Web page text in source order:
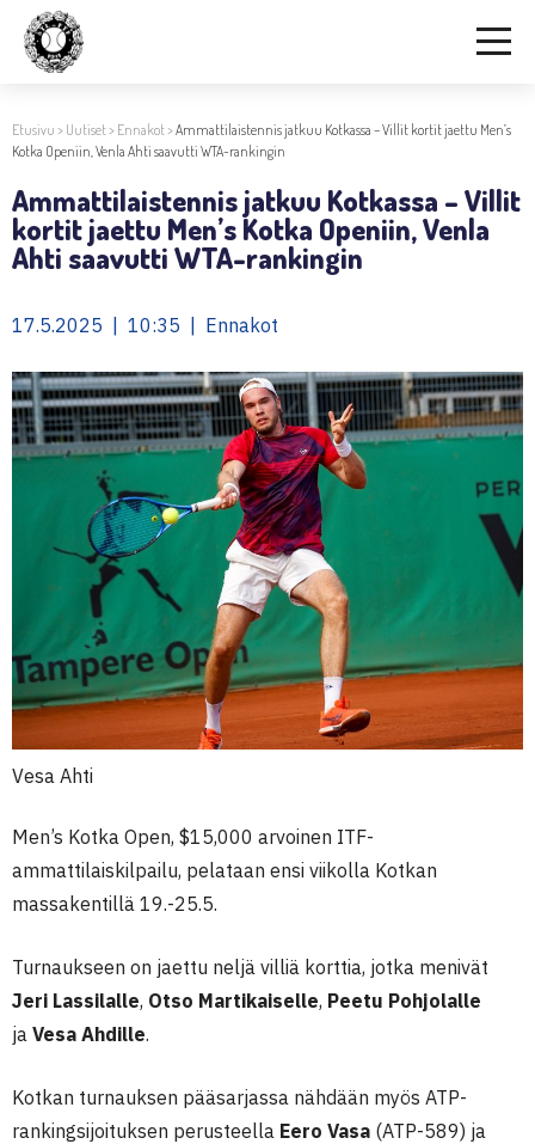
Etusivu > Uutiset> Ennakot>Ammattilaistennis jatkuu Kotkassa – Villit kortit jaettu Men’s
Kotka Openiin, Venla Ahti saavutti WTA-rankingin
Ammattilaistennis jatkuu Kotkassa – Villit
kortit jaettu Men’s Kotka Openiin, Venla
Ahti saavutti WTA-rankingin
17.5.2025 | 10:35 | Ennakot
Vesa Ahti
Men’s Kotka Open, $15,000 arvoinen ITF-
ammattilaiskilpailu, pelataan ensi viikolla Kotkan
massakentillä 19.-25.5.
Turnaukseen on jaettu neljä villiä korttia, jotka menivät
Jeri Lassilalle, Otso Martikaiselle, Peetu Pohjolalle
ja Vesa Ahdille.
Kotkan turnauksen pääsarjassa nähdään myös ATP-
rankingsijoituksen perusteella Eero Vasa (ATP-589) ja